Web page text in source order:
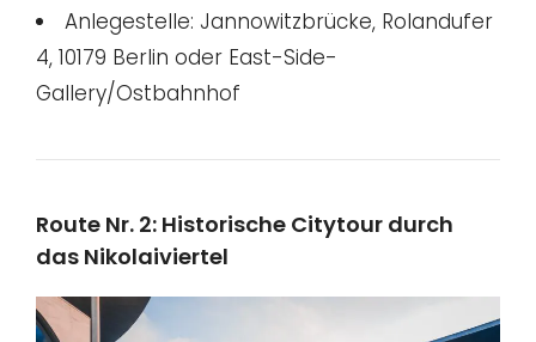
Anlegestelle: Jannowitzbrücke, Rolandufer
4, 10179 Berlin oder East-Side-
Gallery/Ostbahnhof
Route Nr. 2: Historische Citytour durch
das Nikolaiviertel